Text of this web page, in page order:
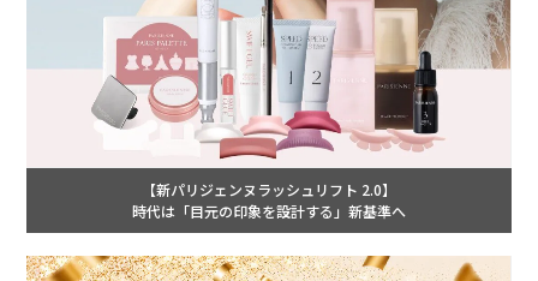
【新パリジェンヌラッシュリフト 2.0】
時代は「目元の印象を設計する」新基準へ